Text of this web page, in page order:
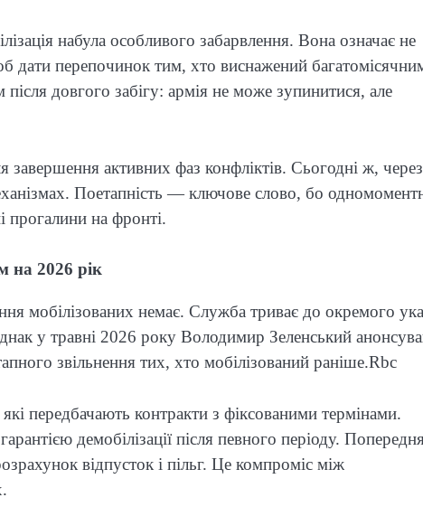
набула особливого забарвлення. Вона означає не
дати перепочинок тим, хто виснажений
довгого забігу: армія не може зупинитися, але
завершення активних фаз конфліктів. Сьогодні ж, через
Поетапність — ключове слово, бо
прогалини на фронті.
на 2026 рік
мобілізованих немає. Служба триває до окремого
у травні 2026 року Володимир Зеленський
звільнення тих, хто мобілізований раніше.⁠Rbc
передбачають контракти з фіксованими термінами.
демобілізації після певного періоду.
відпусток і пільг. Це компроміс між